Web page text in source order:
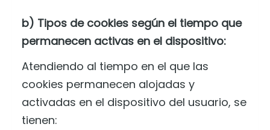
b) Tipos de cookies según el tiempo que
permanecen activas en el dispositivo:
Atendiendo al tiempo en el que las
cookies permanecen alojadas y
activadas en el dispositivo del usuario, se
tienen: